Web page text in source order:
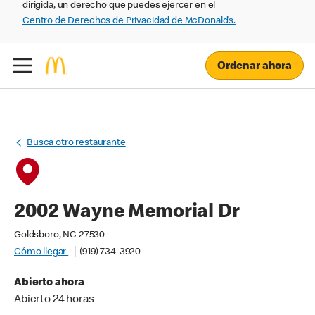
dirigida, un derecho que puedes ejercer en el
Centro de Derechos de Privacidad de McDonald’s.
Ordenar ahora
Busca otro restaurante
2002 Wayne Memorial Dr
Goldsboro, NC 27530
Cómo llegar
(919) 734-3920
Abierto ahora
Abierto 24 horas